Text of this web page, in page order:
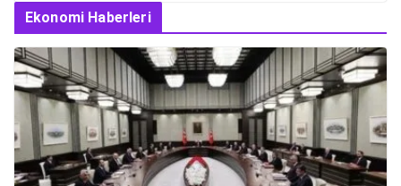
Ekonomi Haberleri